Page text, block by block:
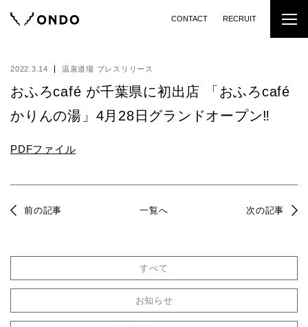
CONTACT RECRUIT
2022.3.14 温泉道場 プレスリリース
おふろcafé が千葉県に初出店 「おふろcafé
かりんの湯」4月28日グランドオープン‼︎
PDFファイル
前の記事 一覧へ 次の記事
すべて
お知らせ